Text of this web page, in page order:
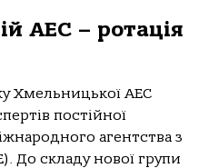
АЕС – ротація
Хмельницької АЕС
постійної
агентства з
До складу нової групи